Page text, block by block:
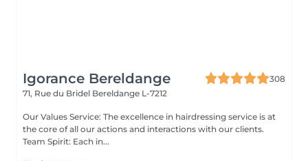
Igorance Bereldange
308
71, Rue du Bridel Bereldange L-7212
Our Values Service: The excellence in hairdressing service is at
the core of all our actions and interactions with our clients.
Team Spirit: Each in...